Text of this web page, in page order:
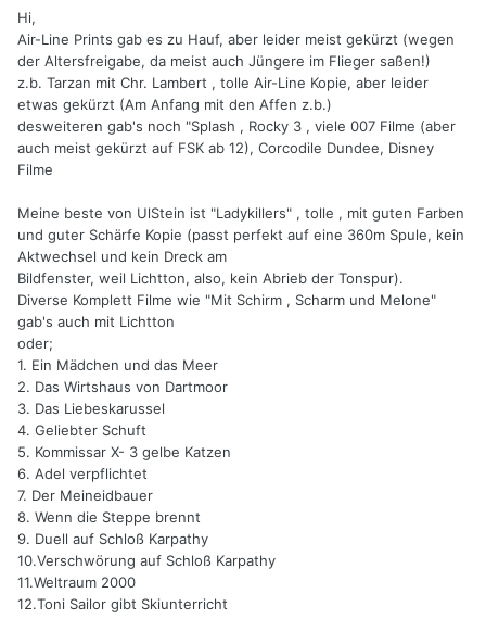
Hi,
Air-Line Prints gab es zu Hauf, aber leider meist gekürzt (wegen
der Altersfreigabe, da meist auch Jüngere im Flieger saßen!)
z.b. Tarzan mit Chr. Lambert , tolle Air-Line Kopie, aber leider
etwas gekürzt (Am Anfang mit den Affen z.b.)
desweiteren gab's noch "Splash , Rocky 3 , viele 007 Filme (aber
auch meist gekürzt auf FSK ab 12), Corcodile Dundee, Disney
Filme
Meine beste von UlStein ist "Ladykillers" , tolle , mit guten Farben
und guter Schärfe Kopie (passt perfekt auf eine 360m Spule, kein
Aktwechsel und kein Dreck am
Bildfenster, weil Lichtton, also, kein Abrieb der Tonspur).
Diverse Komplett Filme wie "Mit Schirm , Scharm und Melone"
gab's auch mit Lichtton
oder;
1. Ein Mädchen und das Meer
2. Das Wirtshaus von Dartmoor
3. Das Liebeskarussel
4. Geliebter Schuft
5. Kommissar X- 3 gelbe Katzen
6. Adel verpflichtet
7. Der Meineidbauer
8. Wenn die Steppe brennt
9. Duell auf Schloß Karpathy
10.Verschwörung auf Schloß Karpathy
11.Weltraum 2000
12.Toni Sailor gibt Skiunterricht